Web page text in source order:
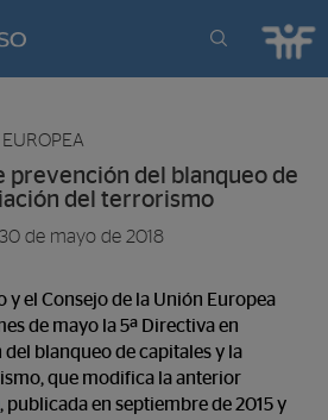
prevención del blanqueo de
del terrorismo
de mayo de 2018
y el Consejo de la Unión Europea
de mayo la 5ª Directiva en
blanqueo de capitales y la
que modifica la anterior
, publicada en septiembre de 2015 y